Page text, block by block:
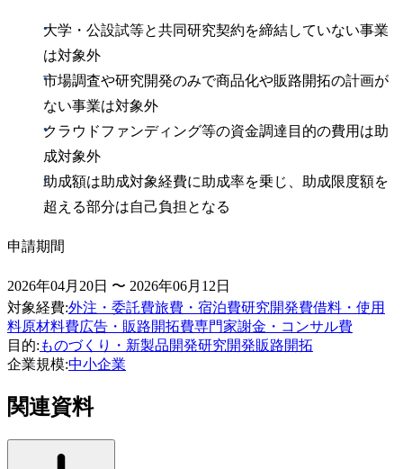
大学・公設試等と共同研究契約を締結していない事業
は対象外
市場調査や研究開発のみで商品化や販路開拓の計画が
ない事業は対象外
クラウドファンディング等の資金調達目的の費用は助
成対象外
助成額は助成対象経費に助成率を乗じ、助成限度額を
超える部分は自己負担となる
申請期間
2026年04月20日 〜 2026年06月12日
対象経費:外注・委託費旅費・宿泊費研究開発費借料・使用
料原材料費広告・販路開拓費専門家謝金・コンサル費
目的: ものづくり・新製品開発研究開発販路開拓
企業規模:中小企業
関連資料